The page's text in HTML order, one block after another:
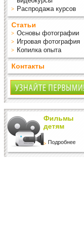
Распродажа курсов
Статьи
Основы фотографии
Игровая фотография
Копилка опыта
Контакты
Фильмы
детям
Подробнее